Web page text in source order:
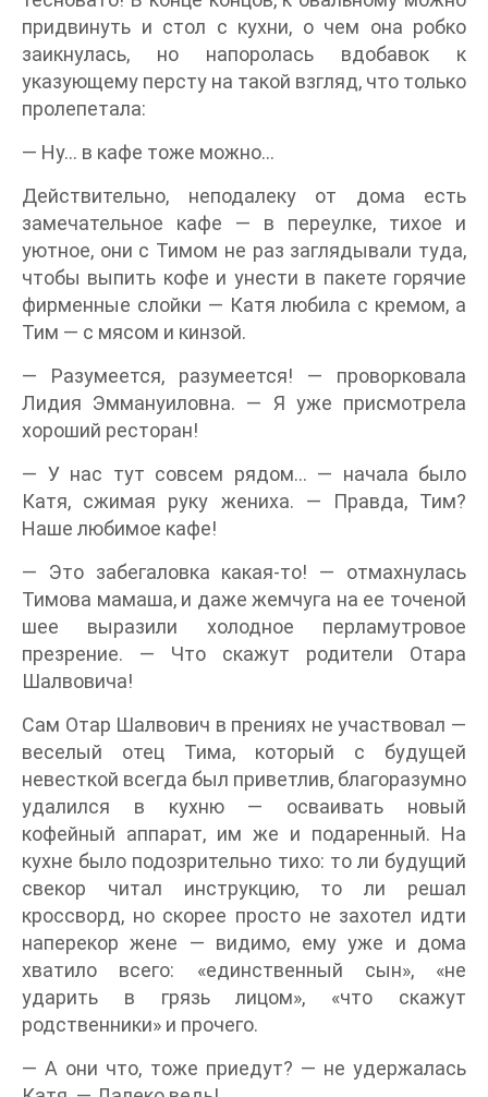
придвинуть и стол с кухни, о чем она робко
заикнулась, но напоролась вдобавок к
указующему персту на такой взгляд, что только
пролепетала:
— Ну… в кафе тоже можно…
Действительно, неподалеку от дома есть
замечательное кафе — в переулке, тихое и
уютное, они с Тимом не раз заглядывали туда,
чтобы выпить кофе и унести в пакете горячие
фирменные слойки — Катя любила с кремом, а
Тим — с мясом и кинзой.
— Разумеется, разумеется! — проворковала
Лидия Эммануиловна. — Я уже присмотрела
хороший ресторан!
— У нас тут совсем рядом… — начала было
Катя, сжимая руку жениха. — Правда, Тим?
Наше любимое кафе!
— Это забегаловка какая-то! — отмахнулась
Тимова мамаша, и даже жемчуга на ее точеной
шее выразили холодное перламутровое
презрение. — Что скажут родители Отара
Шалвовича!
Сам Отар Шалвович в прениях не участвовал —
веселый отец Тима, который с будущей
невесткой всегда был приветлив, благоразумно
удалился в кухню — осваивать новый
кофейный аппарат, им же и подаренный. На
кухне было подозрительно тихо: то ли будущий
свекор читал инструкцию, то ли решал
кроссворд, но скорее просто не захотел идти
наперекор жене — видимо, ему уже и дома
хватило всего: «единственный сын», «не
ударить в грязь лицом», «что скажут
родственники» и прочего.
— А они что, тоже приедут? — не удержалась